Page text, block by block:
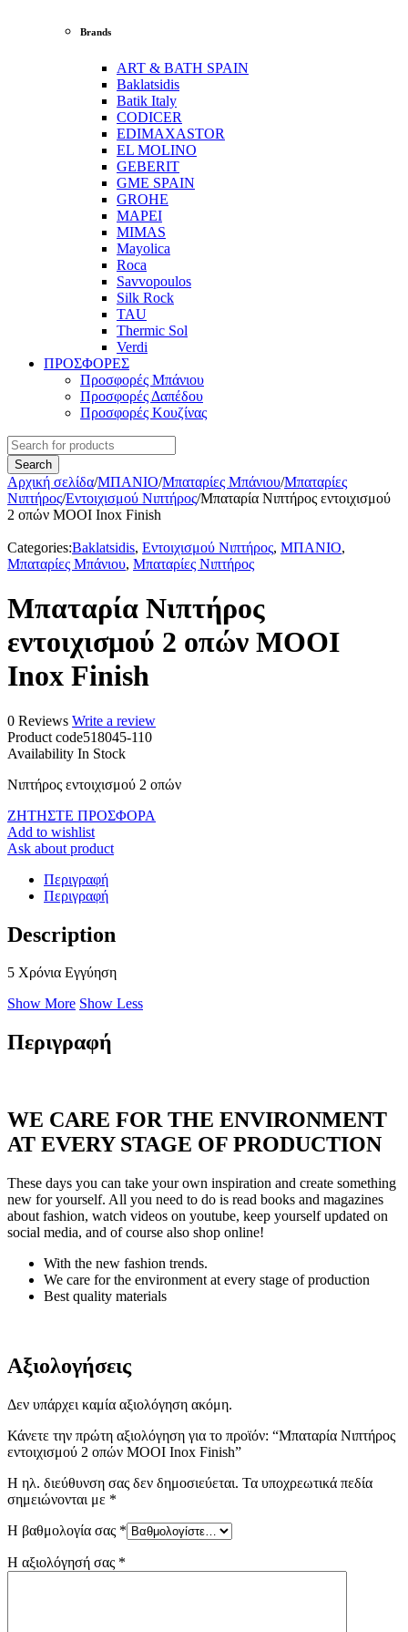
Brands
ART & BATH SPAIN
Baklatsidis
Batik Italy
CODICER
EDIMAXASTOR
EL MOLINO
GEBERIT
GME SPAIN
GROHE
MAPEI
MIMAS
Mayolica
Roca
Savvopoulos
Silk Rock
TAU
Thermic Sol
Verdi
ΠΡΟΣΦΟΡΕΣ
Προσφορές Μπάνιου
Προσφορές Δαπέδου
Προσφορές Κουζίνας
Αρχική σελίδα/ΜΠΑΝΙΟ/Μπαταρίες Μπάνιου/Μπαταρίες
Νιπτήρος/Εντοιχισμού Νιπτήρος/Μπαταρία Νιπτήρος εντοιχισμού
2 οπών MOOI Inox Finish
Categories:Baklatsidis, Εντοιχισμού Νιπτήρος, ΜΠΑΝΙΟ,
Μπαταρίες Μπάνιου, Μπαταρίες Νιπτήρος
Μπαταρία Νιπτήρος
εντοιχισμού 2 οπών MOOI
Inox Finish
0 Reviews Write a review
Product code518045-110
Availability In Stock
Νιπτήρος εντοιχισμού 2 οπών
ΖΗΤΗΣΤΕ ΠΡΟΣΦΟΡΑ
Add to wishlist
Ask about product
Περιγραφή
Περιγραφή
Description
5 Χρόνια Εγγύηση
Show More Show Less
Περιγραφή
WE CARE FOR THE ENVIRONMENT
AT EVERY STAGE OF PRODUCTION
These days you can take your own inspiration and create something
new for yourself. All you need to do is read books and magazines
about fashion, watch videos on youtube, keep yourself updated on
social media, and of course also shop online!
With the new fashion trends.
We care for the environment at every stage of production
Best quality materials
Αξιολογήσεις
Δεν υπάρχει καμία αξιολόγηση ακόμη.
Κάνετε την πρώτη αξιολόγηση για το προϊόν: “Μπαταρία Νιπτήρος
εντοιχισμού 2 οπών MOOI Inox Finish”
Η ηλ. διεύθυνση σας δεν δημοσιεύεται. Τα υποχρεωτικά πεδία
σημειώνονται με *
Η βαθμολογία σας *
Η αξιολόγησή σας *